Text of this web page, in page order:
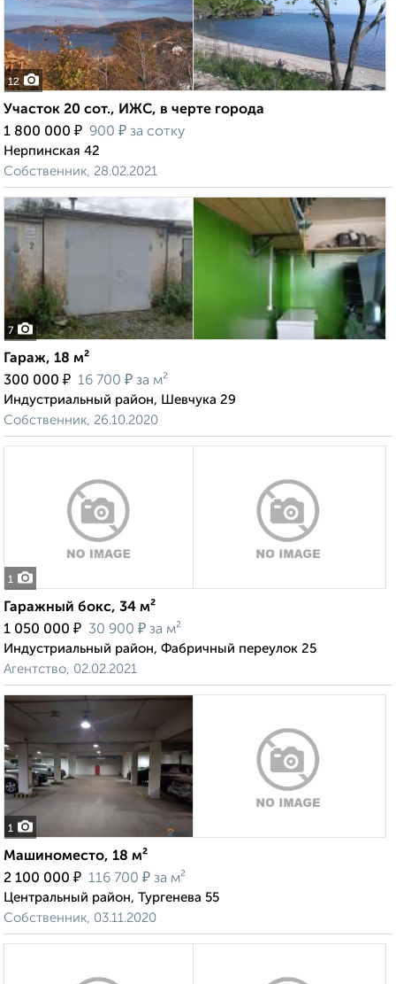
12
Участок 20 сот., ИЖС, в черте города
1 800 000 ₽ 900 ₽ за сотку
Нерпинская 42
Собственник, 28.02.2021
7
Гараж, 18 м²
300 000 ₽ 16 700 ₽ за м²
Индустриальный район, Шевчука 29
Собственник, 26.10.2020
1
Гаражный бокс, 34 м²
1 050 000 ₽ 30 900 ₽ за м²
Индустриальный район, Фабричный переулок 25
Агентство, 02.02.2021
1
Машиноместо, 18 м²
2 100 000 ₽ 116 700 ₽ за м²
Центральный район, Тургенева 55
Собственник, 03.11.2020